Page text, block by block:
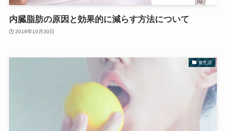
内臓脂肪の原因と効果的に減らす方法について
2018年10月30日
食生活